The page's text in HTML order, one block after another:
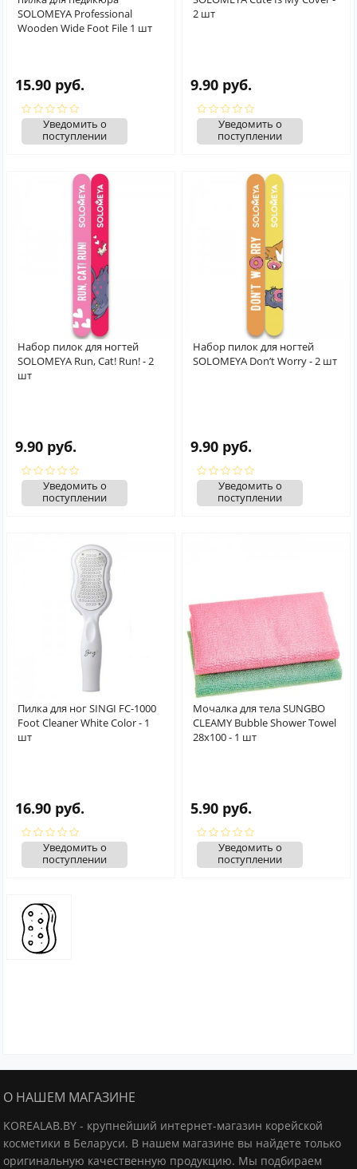
SOLOMEYA Professional
Wooden Wide Foot File 1 шт
15.90 руб.
Уведомить о
поступлении
2 шт
9.90 руб.
Уведомить о
поступлении
Набор пилок для ногтей
SOLOMEYA Run, Cat! Run! - 2
шт
9.90 руб.
Уведомить о
поступлении
Набор пилок для ногтей
SOLOMEYA Don’t Worry - 2 шт
9.90 руб.
Уведомить о
поступлении
Пилка для ног SINGI FC-1000
Foot Cleaner White Color - 1
шт
16.90 руб.
Уведомить о
поступлении
Мочалка для тела SUNGBO
CLEAMY Bubble Shower Towel
28х100 - 1 шт
5.90 руб.
Уведомить о
поступлении
О НАШЕМ МАГАЗИНЕ
KOREALAB.BY - крупнейший интернет-магазин корейской
косметики в Беларуси. В нашем магазине вы найдете только
оригинальную качественную продукцию. Мы подбираем